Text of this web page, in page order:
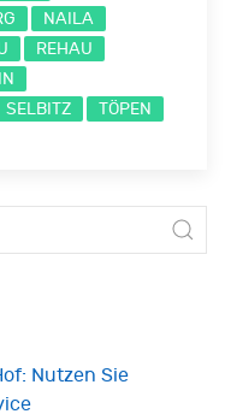
NAILA
REHAU
SELBITZ
TÖPEN
Nutzen Sie